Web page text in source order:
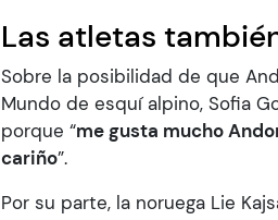
Las atletas
Sobre la posibilidad de que
Mundo de esquí alpino, Sofia
porque “me gusta mucho
cariño”.
Por su parte, la noruega Lie